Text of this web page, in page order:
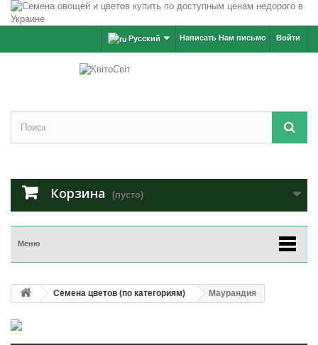
Войти
Написать Нам письмо
Русский
Корзина (пусто)
Меню
Семена цветов (по категориям) Маурандия